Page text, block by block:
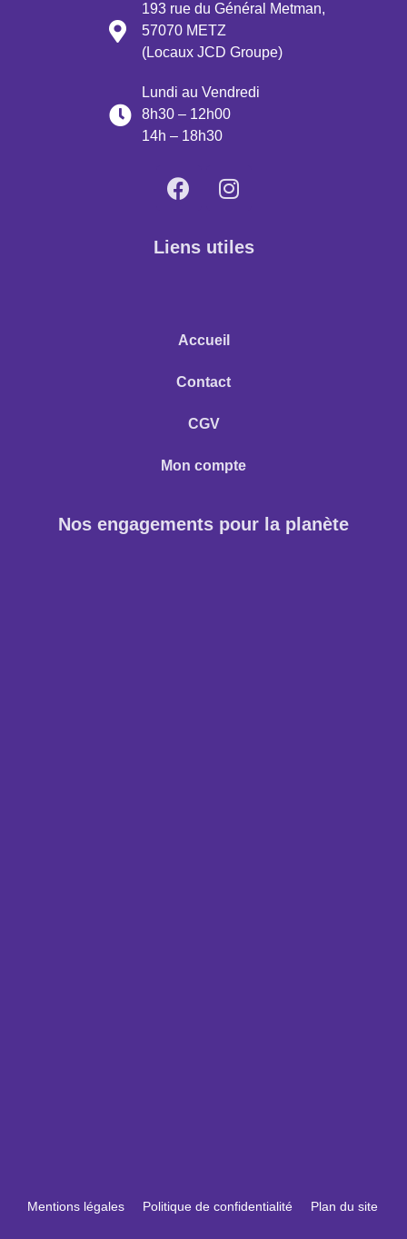
193 rue du Général Metman,
57070 METZ
(Locaux JCD Groupe)
Lundi au Vendredi
8h30 – 12h00
14h – 18h30
Liens utiles
Accueil
Contact
CGV
Mon compte
Nos engagements pour la planète
Mentions légales Politique de confidentialité Plan du site